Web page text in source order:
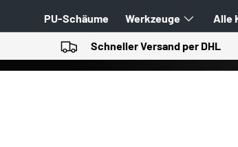
PU-Schäume Werkzeuge Alle
Schneller Versand per DHL